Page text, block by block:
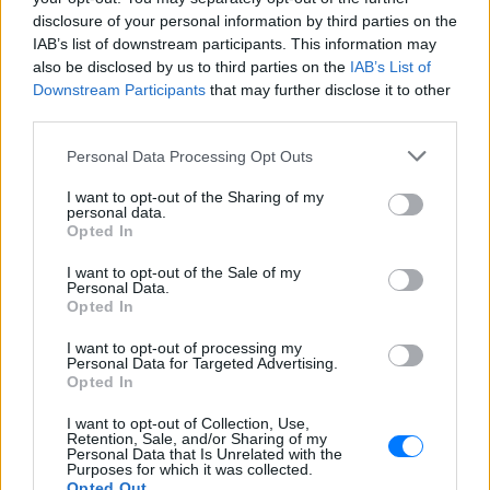
disclosure of your personal information by third parties on the
IAB’s list of downstream participants. This information may
also be disclosed by us to third parties on the IAB’s List of
Downstream Participants that may further disclose it to other
Personal Data Processing Opt Outs
I want to opt-out of the Sharing of my
personal data.
Opted In
I want to opt-out of the Sale of my
Personal Data.
Opted In
I want to opt-out of processing my
Personal Data for Targeted Advertising.
Opted In
I want to opt-out of Collection, Use,
Retention, Sale, and/or Sharing of my
Personal Data that Is Unrelated with the
Purposes for which it was collected.
σύγκρουση
Τροχαίο στις Σέρρες: «Έχασα τη
γυναίκα και το παιδί μου, τα
έχασα όλα» ‑ Ο πόνος του
Μητέρα 43 ετών και ο 21χρονος γιος της
φορτηγό στην επαρχιακή οδό Αμφίπολης
– Δράμας, κοντά στην Παλαιοκώμη.
Θεσσαλονίκης: Έσπασαν το
ΣΉΜΕΡΑ
καρφώθηκε πάνω σε κολονάκια.